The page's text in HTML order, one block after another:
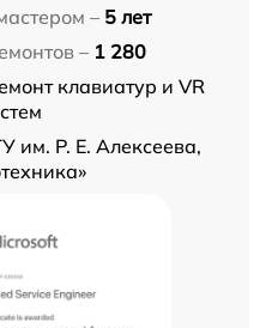
– 5 лет
– 1 280
клавиатур и VR
им. Р. Е. Алексеева,